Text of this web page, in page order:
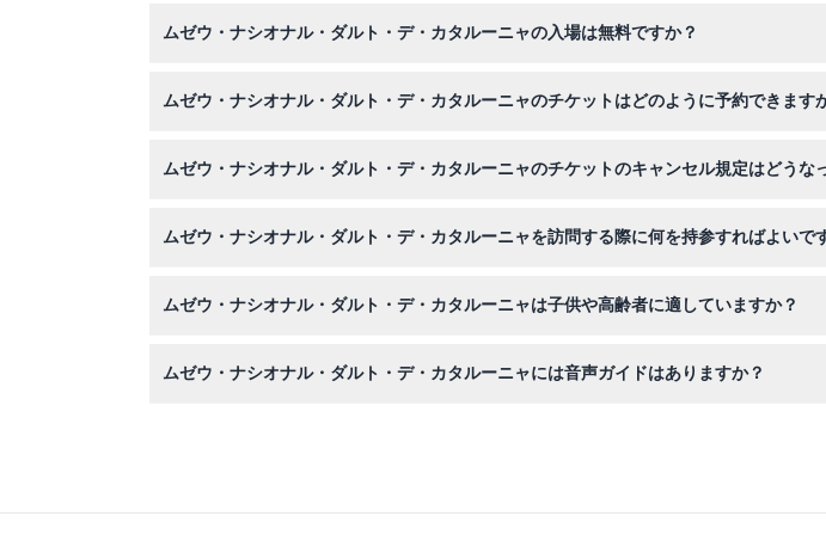
後3時までです。月曜日は祝日を除き休館で、1月1日、5月1日、12月25日も休館となり
ムゼウ・ナシオナル・ダルト・デ・カタルーニャの入場は無料ですか？
ムゼウ・ナシオナル・ダルト・デ・カタルーニャのチケットはどのように予約できます
ムゼウ・ナシオナル・ダルト・デ・カタルーニャのチケットのキャンセル規定はどうな
ムゼウ・ナシオナル・ダルト・デ・カタルーニャを訪問する際に何を持参すればよいで
ために、履き慣れた靴もおすすめです。
ムゼウ・ナシオナル・ダルト・デ・カタルーニャは子供や高齢者に適していますか？
ムゼウ・ナシオナル・ダルト・デ・カタルーニャには音声ガイドはありますか？